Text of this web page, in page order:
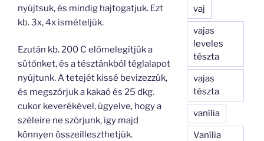
nyújtsuk, és mindig hajtogatjuk. Ezt
kb. 3x, 4x ismételjük.
Ezután kb. 200 C előmelegítjük a
sütőnket, és a tésztánkból téglalapot
nyújtunk. A tetejét kissé bevizezzük,
és megszórjuk a kakaó és 25 dkg.
cukor keverékével, ügyelve, hogy a
széleire ne szórjunk, így majd
könnyen összeilleszthetjük.
vaj
vajas
leveles
tészta
vajas
tészta
vanília
Vanília